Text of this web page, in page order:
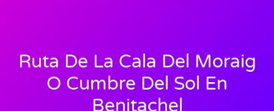
Ruta De La Cala Del Moraig
O Cumbre Del Sol En
Benitachel